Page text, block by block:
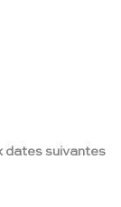
dates suivantes